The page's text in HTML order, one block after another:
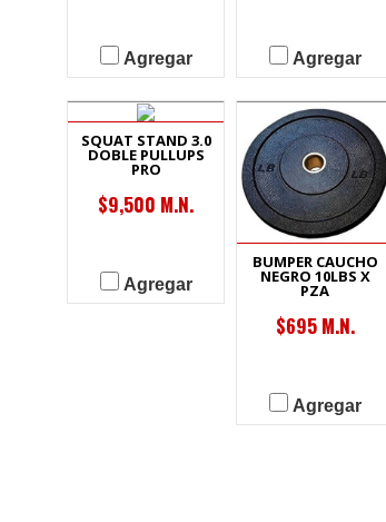
Agregar Agregar
SQUAT STAND 3.0
DOBLE PULLUPS
PRO
$9,500 M.N.
Agregar
BUMPER CAUCHO
NEGRO 10LBS X
PZA
$695 M.N.
Agregar